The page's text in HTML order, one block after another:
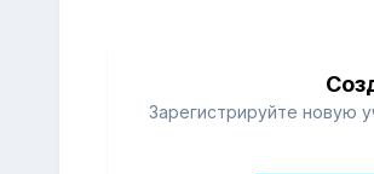
Зарегистрируйте новую